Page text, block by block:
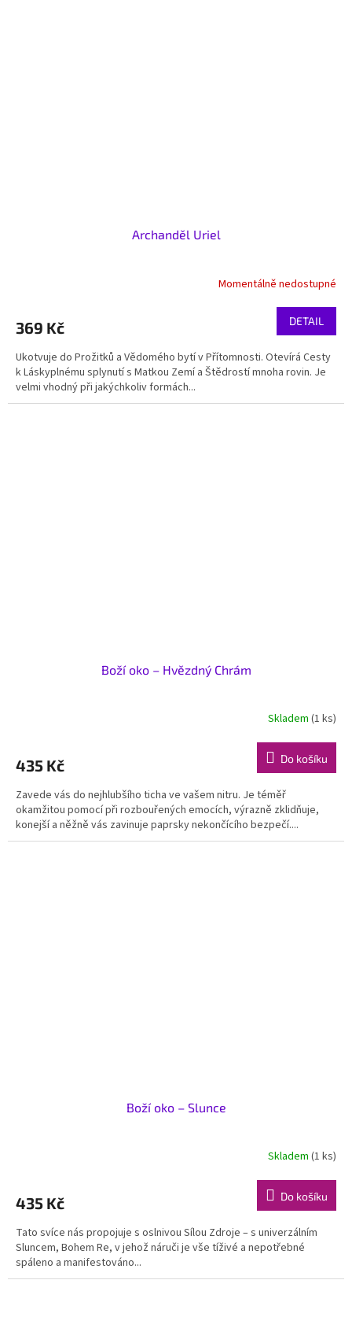
Archanděl Uriel
Momentálně nedostupné
369 Kč DETAIL
Ukotvuje do Prožitků a Vědomého bytí v Přítomnosti. Otevírá Cesty
k Láskyplnému splynutí s Matkou Zemí a Štědrostí mnoha rovin. Je
velmi vhodný při jakýchkoliv formách...
Boží oko – Hvězdný Chrám
Skladem (1 ks)
435 Kč Do košíku
Zavede vás do nejhlubšího ticha ve vašem nitru. Je téměř
okamžitou pomocí při rozbouřených emocích, výrazně zklidňuje,
konejší a něžně vás zavinuje paprsky nekončícího bezpečí....
Boží oko – Slunce
Skladem (1 ks)
435 Kč Do košíku
Tato svíce nás propojuje s oslnivou Sílou Zdroje – s univerzálním
Sluncem, Bohem Re, v jehož náruči je vše tíživé a nepotřebné
spáleno a manifestováno...